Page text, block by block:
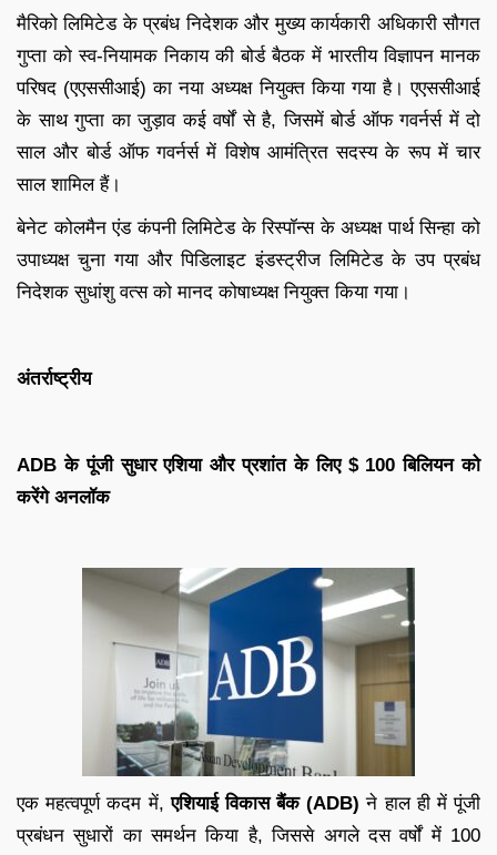
मैरिको लिमिटेड के प्रबंध निदेशक और मुख्य कार्यकारी अधिकारी सौगत
गुप्ता को स्व-नियामक निकाय की बोर्ड बैठक में भारतीय विज्ञापन मानक
परिषद (एएससीआई) का नया अध्यक्ष नियुक्त किया गया है। एएससीआई
के साथ गुप्ता का जुड़ाव कई वर्षों से है, जिसमें बोर्ड ऑफ गवर्नर्स में दो
साल और बोर्ड ऑफ गवर्नर्स में विशेष आमंत्रित सदस्य के रूप में चार
साल शामिल हैं।
बेनेट कोलमैन एंड कंपनी लिमिटेड के रिस्पॉन्स के अध्यक्ष पार्थ सिन्हा को
उपाध्यक्ष चुना गया और पिडिलाइट इंडस्ट्रीज लिमिटेड के उप प्रबंध
निदेशक सुधांशु वत्स को मानद कोषाध्यक्ष नियुक्त किया गया।
अंतर्राष्ट्रीय
ADB के पूंजी सुधार एशिया और प्रशांत के लिए $ 100 बिलियन को
करेंगे अनलॉक
एक महत्वपूर्ण कदम में,एशियाई विकास बैंक (ADB) ने हाल ही में पूंजी
प्रबंधन सुधारों का समर्थन किया है, जिससे अगले दस वर्षों में 100